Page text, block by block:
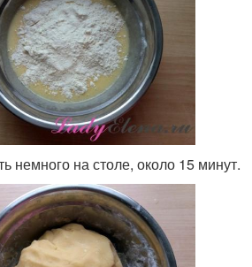
немного на столе, около 15 минут.